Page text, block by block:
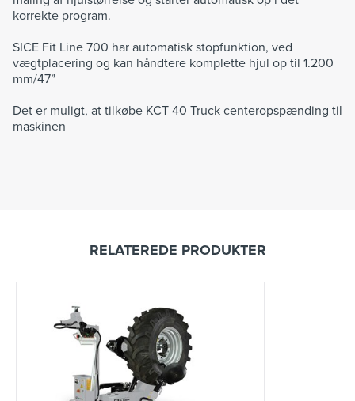
korrekte program.
SICE Fit Line 700 har automatisk stopfunktion, ved
vægtplacering og kan håndtere komplette hjul op til 1.200
mm/47”
Det er muligt, at tilkøbe KCT 40 Truck centeropspænding til
maskinen
RELATEREDE PRODUKTER